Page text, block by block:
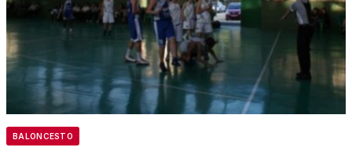
BALONCESTO